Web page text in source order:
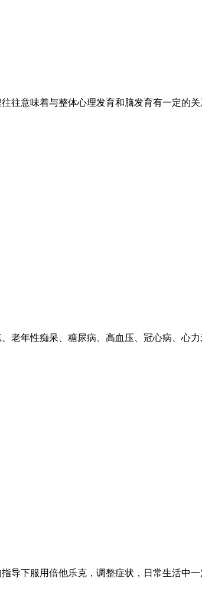
往意味着与整体心理发育和脑发育有一定的
老年性痴呆、糖尿病、高血压、冠心病、心
导下服用倍他乐克，调整症状，日常生活中